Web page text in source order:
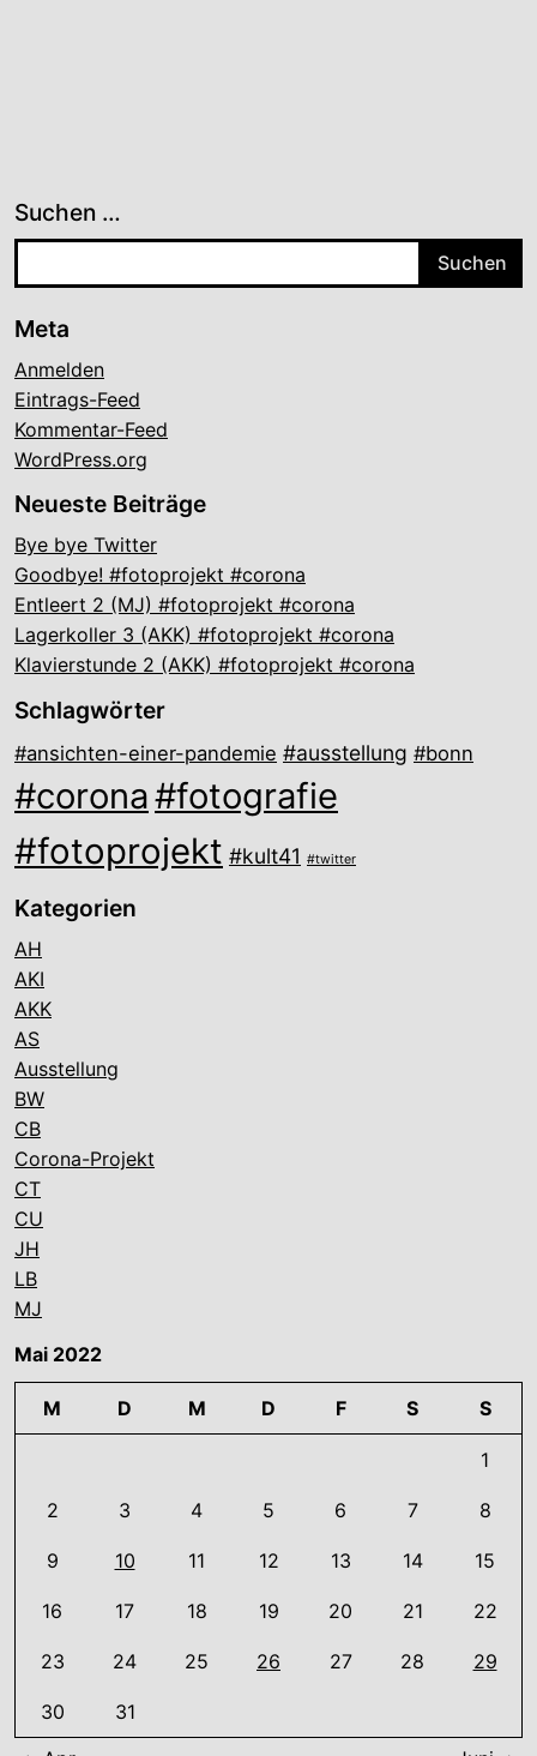
Suchen …
Meta
Anmelden
Eintrags-Feed
Kommentar-Feed
WordPress.org
Neueste Beiträge
Bye bye Twitter
Goodbye! #fotoprojekt #corona
Entleert 2 (MJ) #fotoprojekt #corona
Lagerkoller 3 (AKK) #fotoprojekt #corona
Klavierstunde 2 (AKK) #fotoprojekt #corona
Schlagwörter
#ansichten-einer-pandemie #ausstellung #bonn
#corona#fotografie
#fotoprojekt #kult41 #twitter
Kategorien
AH
AKI
AKK
AS
Ausstellung
BW
CB
Corona-Projekt
CT
CU
JH
LB
MJ
Mai 2022
M D M D F S S
1
2 3 4 5 6 7 8
9 10 11 12 13 14 15
16 17 18 19 20 21 22
23 24 25 26 27 28 29
30
31